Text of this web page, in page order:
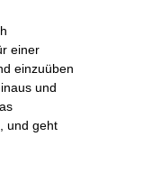
einer
einzuüben
und
und geht